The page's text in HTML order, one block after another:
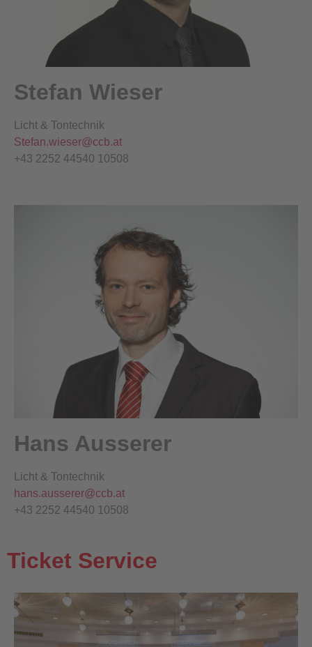
Stefan Wieser
Licht & Tontechnik
Stefan.wieser@ccb.at
+43 2252 44540 10508
Hans Ausserer
Licht & Tontechnik
hans.ausserer@ccb.at
+43 2252 44540 10508
Ticket Service